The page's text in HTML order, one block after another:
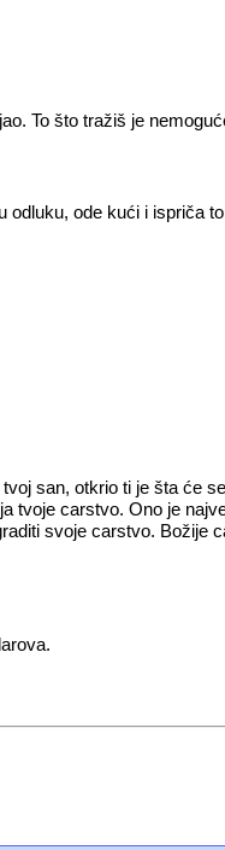
To što tražiš je
odluku, ode kući i ispriča
san, otkrio ti je šta će
tvoje carstvo. Ono je
svoje carstvo. Božije